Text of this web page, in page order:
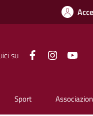
su Facebook Instagram
Sport